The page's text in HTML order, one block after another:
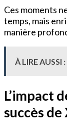
Ces moments
temps, mais
manière
À LIRE AUSSI :
L’impact
succès de